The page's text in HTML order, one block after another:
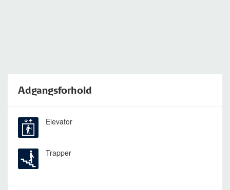
Adgangsforhold
Elevator
Trapper